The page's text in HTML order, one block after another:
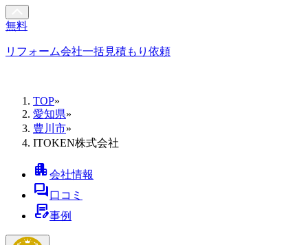
無料
リフォーム会社一括見積もり依頼
TOP»
愛知県»
豊川市»
ITOKEN株式会社
apartment会社情報
forum口コミ
contract_edit事例